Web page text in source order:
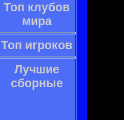
Топ клубов
мира
Топ игроков
Лучшие
сборные